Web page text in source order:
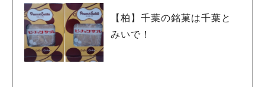
【柏】千葉の銘菓は千葉と
みいで！